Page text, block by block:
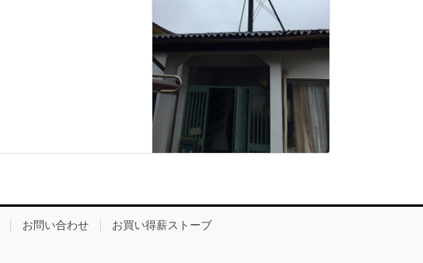
お問い合わせ
お買い得薪ストーブ